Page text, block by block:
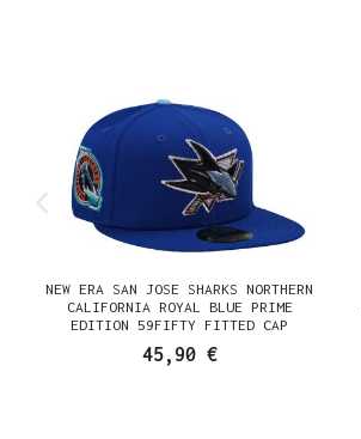
NEW ERA SAN JOSE SHARKS NORTHERN
CALIFORNIA ROYAL BLUE PRIME
EDITION 59FIFTY FITTED CAP
45,90 €